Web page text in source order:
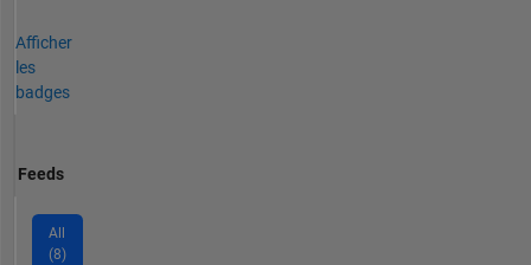
Afficher
les
badges
Feeds
All
(8)